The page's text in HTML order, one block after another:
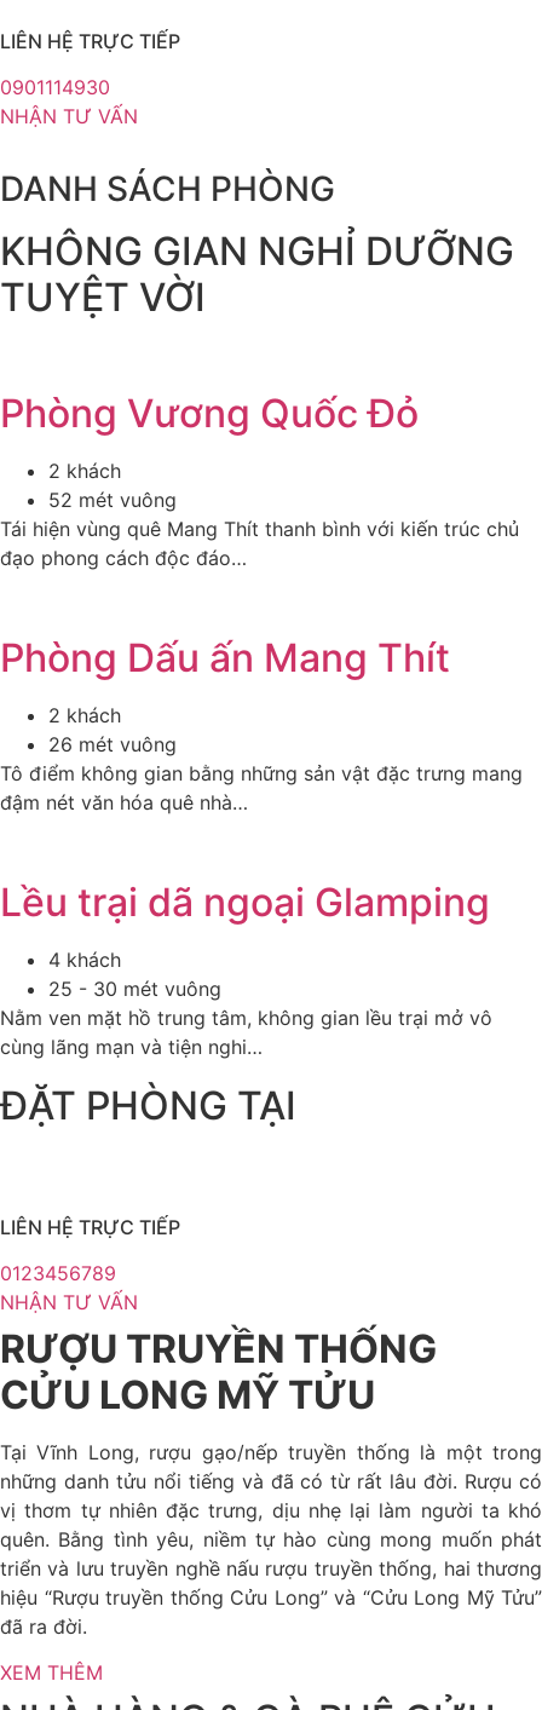
LIÊN HỆ TRỰC TIẾP
0901114930
NHẬN TƯ VẤN
DANH SÁCH PHÒNG
KHÔNG GIAN NGHỈ DƯỠNG
TUYỆT VỜI
Phòng Vương Quốc Đỏ
2 khách
52 mét vuông
Tái hiện vùng quê Mang Thít thanh bình với kiến trúc chủ
đạo phong cách độc đáo…
Phòng Dấu ấn Mang Thít
2 khách
26 mét vuông
Tô điểm không gian bằng những sản vật đặc trưng mang
đậm nét văn hóa quê nhà…
Lều trại dã ngoại Glamping
4 khách
25 - 30 mét vuông
Nằm ven mặt hồ trung tâm, không gian lều trại mở vô
cùng lãng mạn và tiện nghi…
ĐẶT PHÒNG TẠI
LIÊN HỆ TRỰC TIẾP
0123456789
NHẬN TƯ VẤN
RƯỢU TRUYỀN THỐNG
CỬU LONG MỸ TỬU
Tại Vĩnh Long, rượu gạo/nếp truyền thống là một trong
những danh tửu nổi tiếng và đã có từ rất lâu đời. Rượu có
vị thơm tự nhiên đặc trưng, dịu nhẹ lại làm người ta khó
quên. Bằng tình yêu, niềm tự hào cùng mong muốn phát
triển và lưu truyền nghề nấu rượu truyền thống, hai thương
hiệu “Rượu truyền thống Cửu Long” và “Cửu Long Mỹ Tửu”
đã ra đời.
XEM THÊM